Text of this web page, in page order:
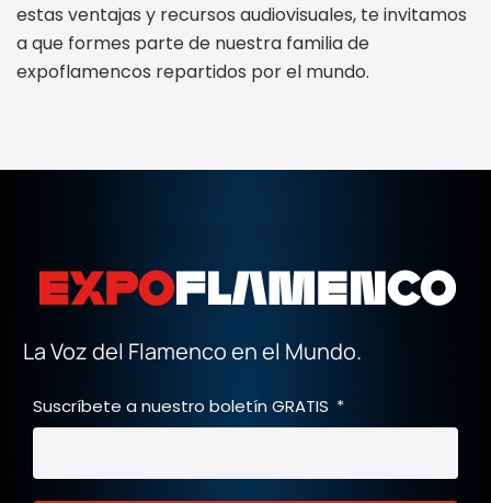
estas ventajas y recursos audiovisuales, te invitamos
a que formes parte de nuestra familia de
expoflamencos repartidos por el mundo.
La Voz del Flamenco en el Mundo.
Suscríbete a nuestro boletín GRATIS